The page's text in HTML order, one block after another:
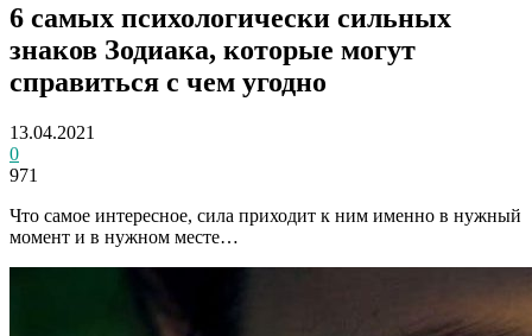
6 самых психологически сильных
знаков Зодиака, которые могут
справиться с чем угодно
13.04.2021
0
971
Что самое интересное, сила приходит к ним именно в нужный
момент и в нужном месте…